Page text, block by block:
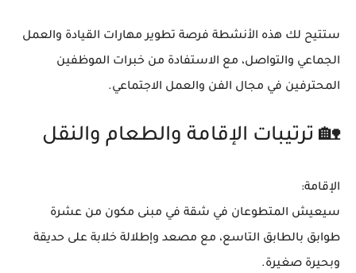
ستتيح لك هذه الأنشطة فرصة تطوير مهارات القيادة والعمل
الجماعي والتواصل، مع الاستفادة من خبرات الموظفين
المحترفين في مجال الفن والعمل الاجتماعي.
🏡 ترتيبات الإقامة والطعام والنقل
الإقامة:
سيعيش المتطوعان في شقة في مبنى مكون من عشرة
طوابق بالطابق التاسع، مع مصعد وإطلالة خلابة على حديقة
وبحيرة صغيرة.